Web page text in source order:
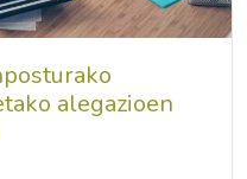
alegazioen